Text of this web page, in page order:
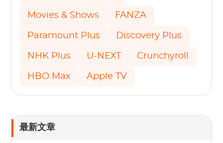
Movies & Shows FANZA
Paramount Plus Discovery Plus
NHK Plus U-NEXT Crunchyroll
HBO Max Apple TV
最新文章